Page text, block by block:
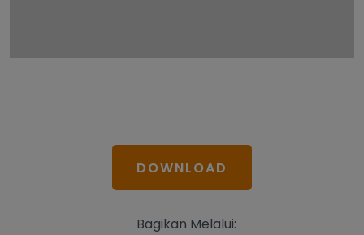
DOWNLOAD
https://
Bagikan Melalui: